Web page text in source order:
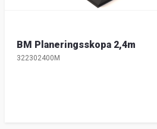
BM Planeringsskopa 2,4m
322302400M